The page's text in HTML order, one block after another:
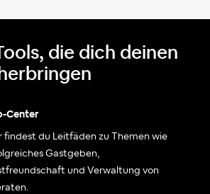
die dich deinen
Center
findest du Leitfäden zu Themen wie
Gastgeben,
und Verwaltung von